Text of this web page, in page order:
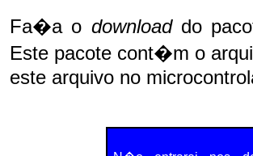
Fa�a o downloaddo
Este pacote cont�m o
este arquivo no